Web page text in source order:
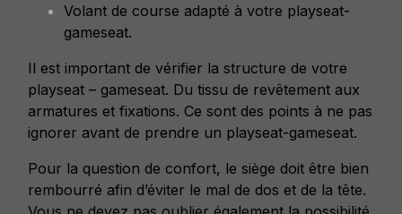
Volant de course adapté à votre playseat-
gameseat.
Il est important de vérifier la structure de votre
playseat – gameseat. Du tissu de revêtement aux
armatures et fixations. Ce sont des points à ne pas
ignorer avant de prendre un playseat-gameseat.
Pour la question de confort, le siège doit être bien
rembourré afin d’éviter le mal de dos et de la tête.